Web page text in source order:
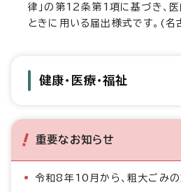
律」の第12条第1項に基づき、
ときに用いる届出様式です。(名
健康・医療・福祉
重要なお知らせ
令和8年10月から、粗大ごみ